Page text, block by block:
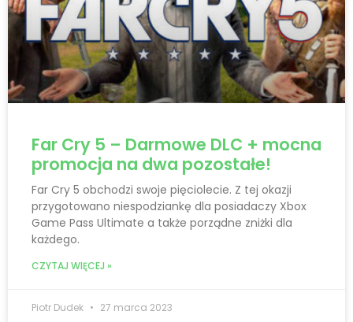
Far Cry 5 – Darmowe DLC + mocna
promocja na dwa pozostałe!
Far Cry 5 obchodzi swoje pięciolecie. Z tej okazji
przygotowano niespodziankę dla posiadaczy Xbox
Game Pass Ultimate a także porządne zniżki dla
każdego.
CZYTAJ WIĘCEJ »
Piotr Dudek 27 marca 2023